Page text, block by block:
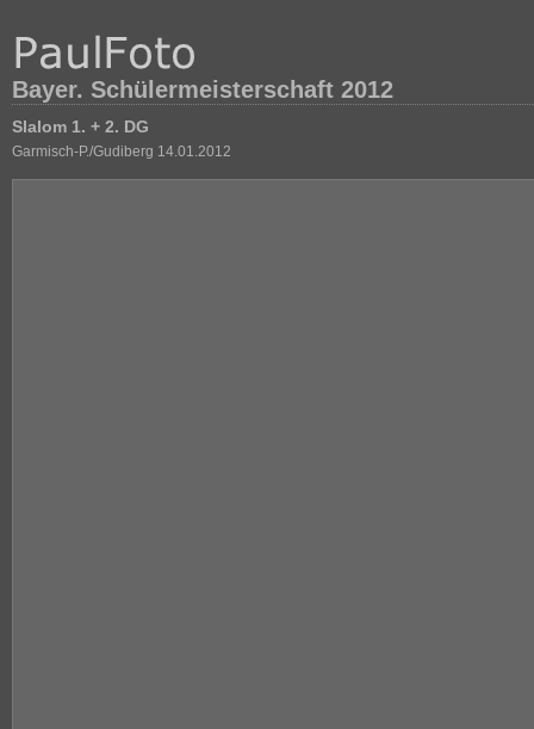
Bayer. Schülermeisterschaft 2012
Slalom 1. + 2. DG
Garmisch-P./Gudiberg 14.01.2012